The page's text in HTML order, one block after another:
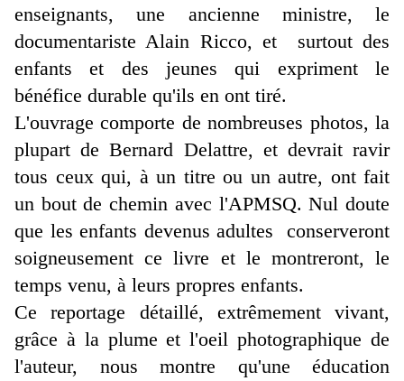
enseignants, une ancienne ministre, le
documentariste Alain Ricco, et surtout des
enfants et des jeunes qui expriment le
bénéfice durable qu'ils en ont tiré.
L'ouvrage comporte de nombreuses photos, la
plupart de Bernard Delattre, et devrait ravir
tous ceux qui, à un titre ou un autre, ont fait
un bout de chemin avec l'APMSQ. Nul doute
que les enfants devenus adultes conserveront
soigneusement ce livre et le montreront, le
temps venu, à leurs propres enfants.
Ce reportage détaillé, extrêmement vivant,
grâce à la plume et l'oeil photographique de
l'auteur, nous montre qu'une éducation